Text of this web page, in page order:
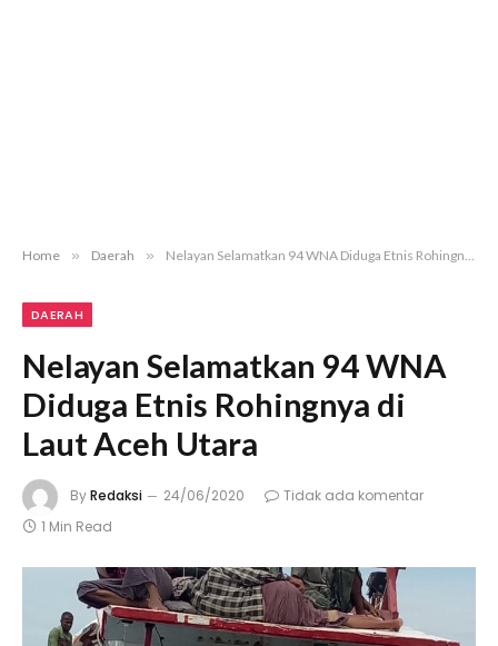
Home » Daerah » Nelayan Selamatkan 94 WNA Diduga Etnis Rohingnya di Laut Aceh Utara
DAERAH
Nelayan Selamatkan 94 WNA
Diduga Etnis Rohingnya di
Laut Aceh Utara
ByRedaksi 24/06/2020
Tidak ada komentar
1 Min Read